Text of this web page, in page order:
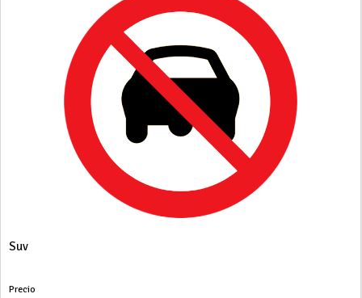
Suv
Precio